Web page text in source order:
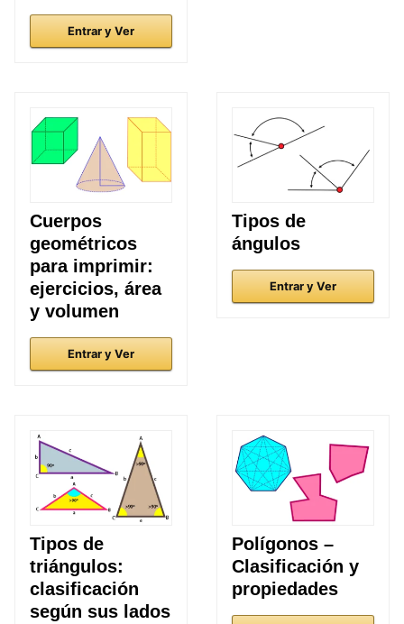
Entrar y Ver
Cuerpos
geométricos
para imprimir:
ejercicios, área
y volumen
Entrar y Ver
Tipos de
ángulos
Entrar y Ver
Tipos de
triángulos:
clasificación
según sus lados
Polígonos –
Clasificación y
propiedades